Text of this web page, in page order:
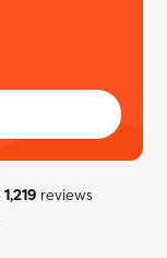
1,219reviews